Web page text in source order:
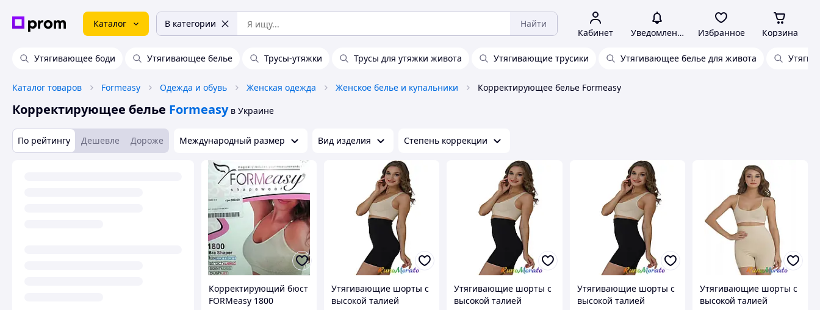
Каталог В категории Найти
Кабинет Уведомления Избранное Корзина
Утягивающее боди Утягивающее белье Трусы-утяжки Трусы для утяжки живота Утягивающие трусики Утягивающее белье для живота
Каталог товаров Formeasy Одежда и обувь Женская одежда Женское белье и купальники Корректирующее белье Formeasy
Корректирующее белье Formeasy в Украине
По рейтингу Дешевле Дороже Международный размер Вид изделия Степень коррекции
Корректирующий бюст
FORMeasy 1800
Утягивающие шорты с
высокой талией
Утягивающие шорты с
высокой талией
Утягивающие шорты с
высокой талией
Утягивающие шорты с
высокой талией